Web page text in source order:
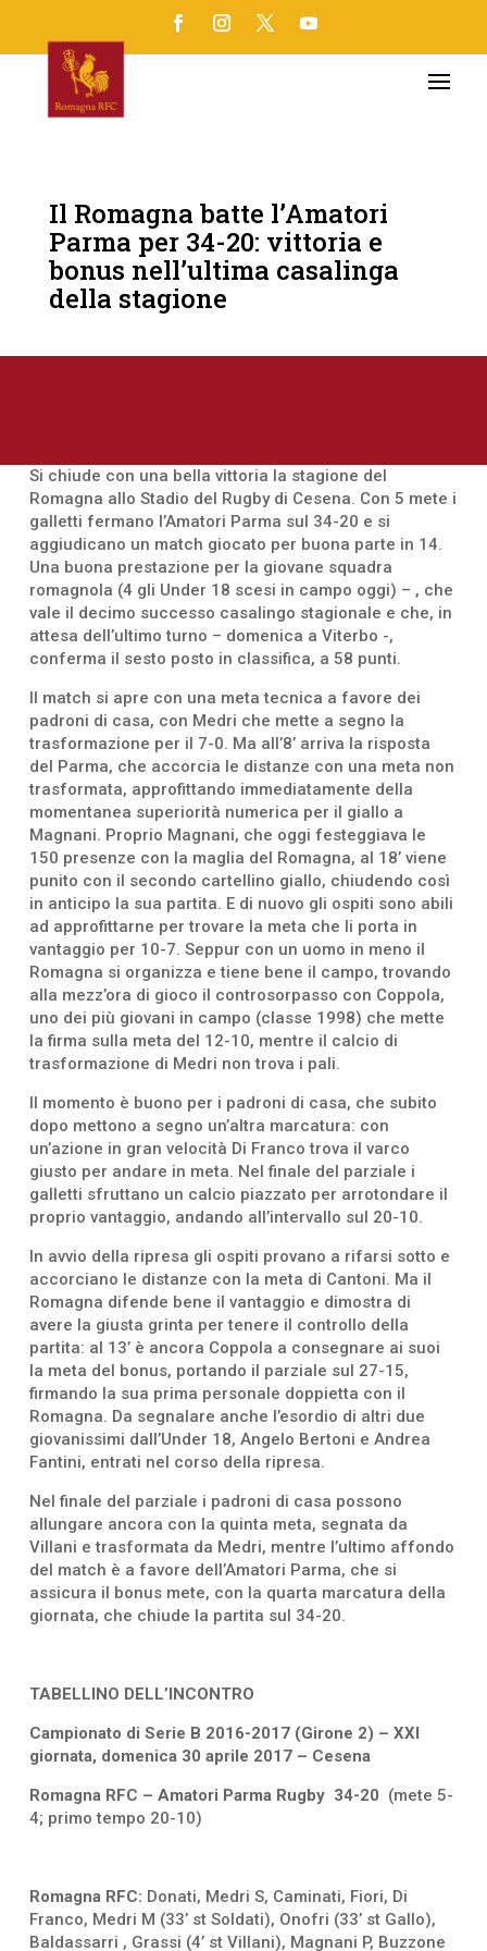
Il Romagna batte l’Amatori
Parma per 34-20: vittoria e
bonus nell’ultima casalinga
della stagione
Si chiude con una bella vittoria la stagione del
Romagna allo Stadio del Rugby di Cesena. Con 5 mete i
galletti fermano l’Amatori Parma sul 34-20 e si
aggiudicano un match giocato per buona parte in 14.
Una buona prestazione per la giovane squadra
romagnola (4 gli Under 18 scesi in campo oggi) – , che
vale il decimo successo casalingo stagionale e che, in
attesa dell’ultimo turno – domenica a Viterbo -,
conferma il sesto posto in classifica, a 58 punti.
Il match si apre con una meta tecnica a favore dei
padroni di casa, con Medri che mette a segno la
trasformazione per il 7-0. Ma all’8’ arriva la risposta
del Parma, che accorcia le distanze con una meta non
trasformata, approfittando immediatamente della
momentanea superiorità numerica per il giallo a
Magnani. Proprio Magnani, che oggi festeggiava le
150 presenze con la maglia del Romagna, al 18’ viene
punito con il secondo cartellino giallo, chiudendo così
in anticipo la sua partita. E di nuovo gli ospiti sono abili
ad approfittarne per trovare la meta che li porta in
vantaggio per 10-7. Seppur con un uomo in meno il
Romagna si organizza e tiene bene il campo, trovando
alla mezz’ora di gioco il controsorpasso con Coppola,
uno dei più giovani in campo (classe 1998) che mette
la firma sulla meta del 12-10, mentre il calcio di
trasformazione di Medri non trova i pali.
Il momento è buono per i padroni di casa, che subito
dopo mettono a segno un’altra marcatura: con
un’azione in gran velocità Di Franco trova il varco
giusto per andare in meta. Nel finale del parziale i
galletti sfruttano un calcio piazzato per arrotondare il
proprio vantaggio, andando all’intervallo sul 20-10.
In avvio della ripresa gli ospiti provano a rifarsi sotto e
accorciano le distanze con la meta di Cantoni. Ma il
Romagna difende bene il vantaggio e dimostra di
avere la giusta grinta per tenere il controllo della
partita: al 13’ è ancora Coppola a consegnare ai suoi
la meta del bonus, portando il parziale sul 27-15,
firmando la sua prima personale doppietta con il
Romagna. Da segnalare anche l’esordio di altri due
giovanissimi dall’Under 18, Angelo Bertoni e Andrea
Fantini, entrati nel corso della ripresa.
Nel finale del parziale i padroni di casa possono
allungare ancora con la quinta meta, segnata da
Villani e trasformata da Medri, mentre l’ultimo affondo
del match è a favore dell’Amatori Parma, che si
assicura il bonus mete, con la quarta marcatura della
giornata, che chiude la partita sul 34-20.
TABELLINO DELL’INCONTRO
Campionato di Serie B 2016-2017 (Girone 2) – XXI
giornata, domenica 30 aprile 2017 – Cesena
Romagna RFC – Amatori Parma Rugby 34-20 (mete 5-
4; primo tempo 20-10)
Romagna RFC: Donati, Medri S, Caminati, Fiori, Di
Franco, Medri M (33’ st Soldati), Onofri (33’ st Gallo),
Baldassarri , Grassi (4’ st Villani), Magnani P, Buzzone